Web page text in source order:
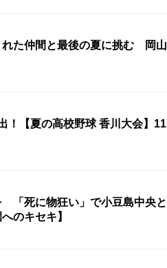
た仲間と最後の夏に挑む 岡山
！【夏の高校野球 香川大会】11
「死に物狂い」で小豆島中央と
のキセキ】